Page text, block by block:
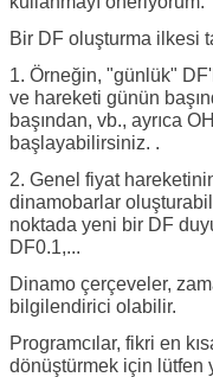
Bir DF oluşturma ilkesi
1. Örneğin, "günlük"
ve hareketi günün
başından, vb., ayrıca
başlayabilirsiniz. .
2. Genel fiyat
dinamobarlar
noktada yeni bir DF
DF0.1,...
Dinamo çerçeveler,
bilgilendirici olabilir.
Programcılar, fikri en
dönüştürmek için lütfen